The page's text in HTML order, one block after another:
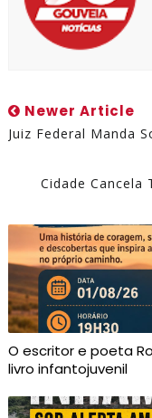
Newer Article
Juiz Federal Manda
Cidade Cancela
O escritor e poeta
livro infantojuvenil